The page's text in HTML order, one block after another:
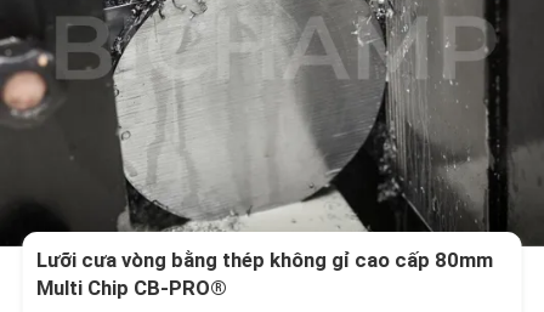
Lưỡi cưa vòng bằng thép không gỉ cao cấp 80mm
Multi Chip CB-PRO®